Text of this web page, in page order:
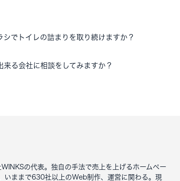
でトイレの詰まりを取り続けますか？
る会社に相談をしてみますか？
の代表。独自の手法で売上を上げるホームペー
いままで630社以上のWeb制作、運営に関わる。現